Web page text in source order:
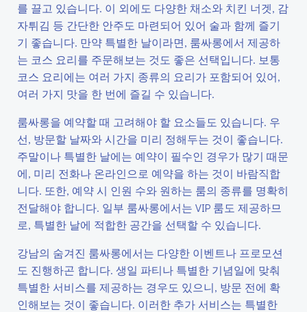
를 끌고 있습니다. 이 외에도 다양한 채소와 치킨 너겟, 감
자튀김 등 간단한 안주도 마련되어 있어 술과 함께 즐기
기 좋습니다. 만약 특별한 날이라면, 룸싸롱에서 제공하
는 코스 요리를 주문해보는 것도 좋은 선택입니다. 보통
코스 요리에는 여러 가지 종류의 요리가 포함되어 있어,
여러 가지 맛을 한 번에 즐길 수 있습니다.
룸싸롱을 예약할 때 고려해야 할 요소들도 있습니다. 우
선, 방문할 날짜와 시간을 미리 정해두는 것이 좋습니다.
주말이나 특별한 날에는 예약이 필수인 경우가 많기 때문
에, 미리 전화나 온라인으로 예약을 하는 것이 바람직합
니다. 또한, 예약 시 인원 수와 원하는 룸의 종류를 명확히
전달해야 합니다. 일부 룸싸롱에서는 VIP 룸도 제공하므
로, 특별한 날에 적합한 공간을 선택할 수 있습니다.
강남의 숨겨진 룸싸롱에서는 다양한 이벤트나 프로모션
도 진행하곤 합니다. 생일 파티나 특별한 기념일에 맞춰
특별한 서비스를 제공하는 경우도 있으니, 방문 전에 확
인해보는 것이 좋습니다. 이러한 추가 서비스는 특별한